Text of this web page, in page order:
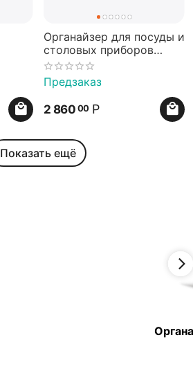
Органайзер для посуды и
столовых приборов
Peggy серый, Umbra
Предзаказ
2 860 00 Р
Показать ещё